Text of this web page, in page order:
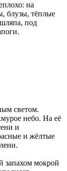
на
блузы, тёплые
под
светом.
небо. На её
и
и жёлтые
запахом мокрой